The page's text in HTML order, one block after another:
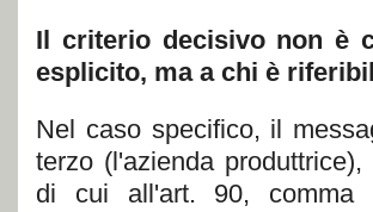
Il criterio decisivo non è
esplicito, ma a chi è
Nel caso specifico, il
terzo (l'azienda
di cui all'art. 90, comma